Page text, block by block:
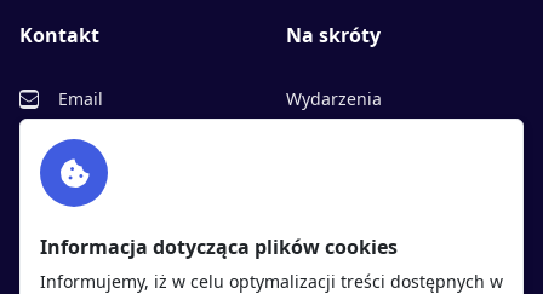
Kontakt
Email
Facebook
Twitter
Na skróty
Wydarzenia
Polityka cookies
Polityka prywatności
Informacja dotycząca plików cookies
Informujemy, iż w celu optymalizacji treści dostępnych w